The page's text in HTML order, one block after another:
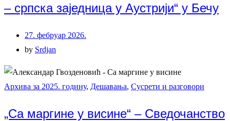
– српска заједница у Аустрији“ у Бечу
27. фебруар 2026.
by Srdjan
Архива за 2025. годину, Дешавања, Сусрети и разговори
„Са маргине у висине“ – Сведочанство